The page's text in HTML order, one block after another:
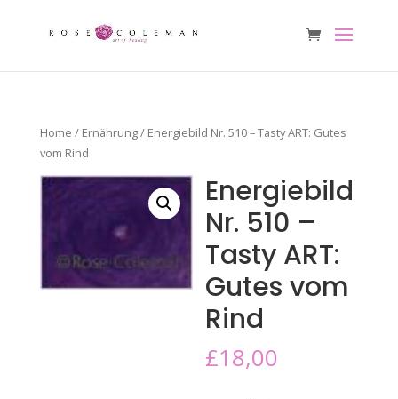
Home / Ernährung/ Energiebild Nr. 510 – Tasty ART: Gutes
vom Rind
Energiebild
Nr. 510 –
Tasty ART:
Gutes vom
Rind
£18,00